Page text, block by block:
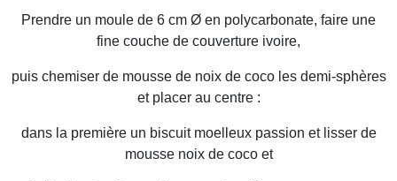
Prendre un moule de 6 cm Ø en polycarbonate, faire une
fine couche de couverture ivoire,
puis chemiser de mousse de noix de coco les demi-sphères
et placer au centre :
dans la première un biscuit moelleux passion et lisser de
mousse noix de coco et